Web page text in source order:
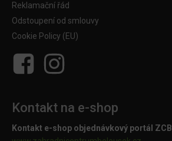
Reklamační řád
Odstoupení od smlouvy
Cookie Policy (EU)
Kontakt na e-shop
Kontakt e-shop objednávkový portál ZCB